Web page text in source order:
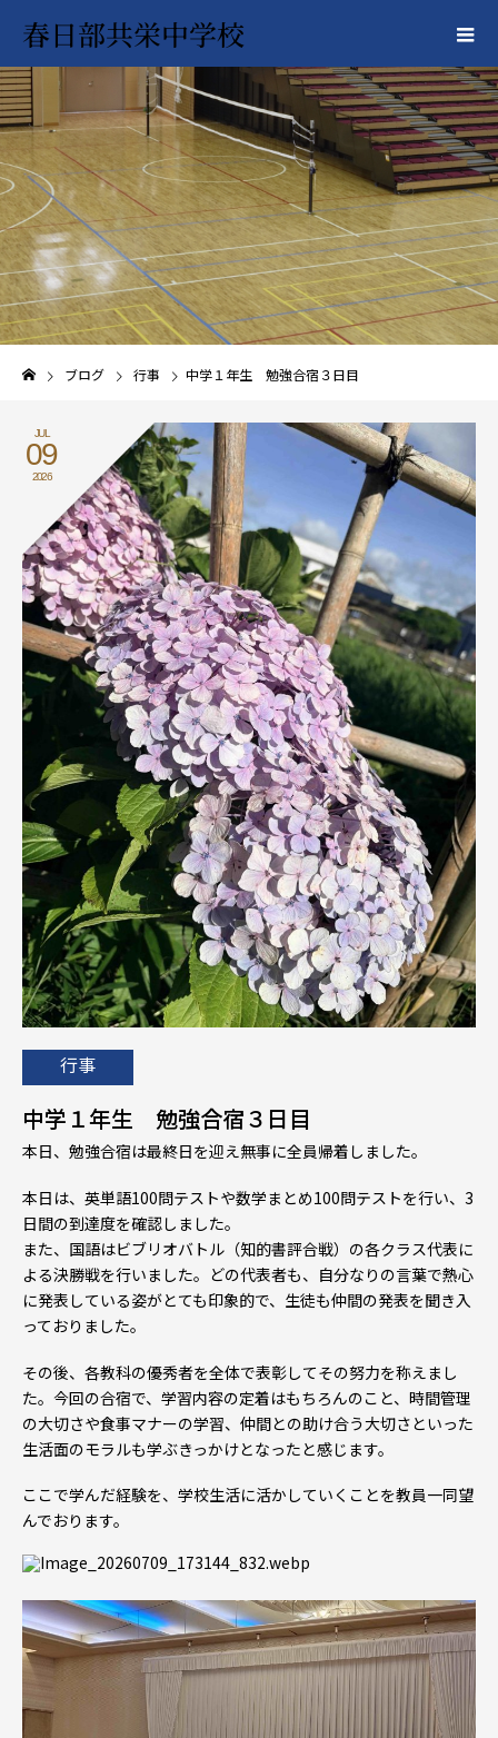
春日部共栄中学校
ブログ 行事 中学１年生 勉強合宿３日目
JUL
09
2026
行事
中学１年生 勉強合宿３日目
本日、勉強合宿は最終日を迎え無事に全員帰着しました。
本日は、英単語100問テストや数学まとめ100問テストを行い、3
日間の到達度を確認しました。
また、国語はビブリオバトル（知的書評合戦）の各クラス代表に
よる決勝戦を行いました。どの代表者も、自分なりの言葉で熱心
に発表している姿がとても印象的で、生徒も仲間の発表を聞き入
っておりました。
その後、各教科の優秀者を全体で表彰してその努力を称えまし
た。今回の合宿で、学習内容の定着はもちろんのこと、時間管理
の大切さや食事マナーの学習、仲間との助け合う大切さといった
生活面のモラルも学ぶきっかけとなったと感じます。
ここで学んだ経験を、学校生活に活かしていくことを教員一同望
んでおります。